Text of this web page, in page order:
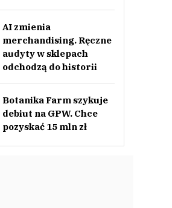
AI zmienia
merchandising. Ręczne
audyty w sklepach
odchodzą do historii
Botanika Farm szykuje
debiut na GPW. Chce
pozyskać 15 mln zł